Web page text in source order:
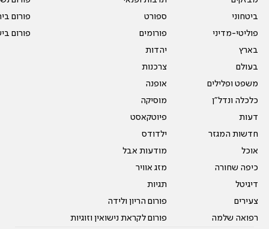
ביטחוני
פוליטי-מדיני
בארץ
בעולם
משפט ופלילים
כלכלה ונדל"ן
דעות
חדשות המגזר
אוכל
כיפה שחורה
דיגיטל
צעירים
רפואה שלמה
ספורט
פורומים
יהדות
צרכנות
אופנה
מוסיקה
פיוטקאסט
ילדודס
מודעות אבל
מזג אוויר
תגיות
פורום הריון ולידה
פורום לקראת נישואין וזוגיות
פורום
פורום